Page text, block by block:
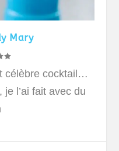
Mary
célèbre cocktail…
l’ai fait avec du